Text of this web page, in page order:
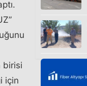
birisi
için